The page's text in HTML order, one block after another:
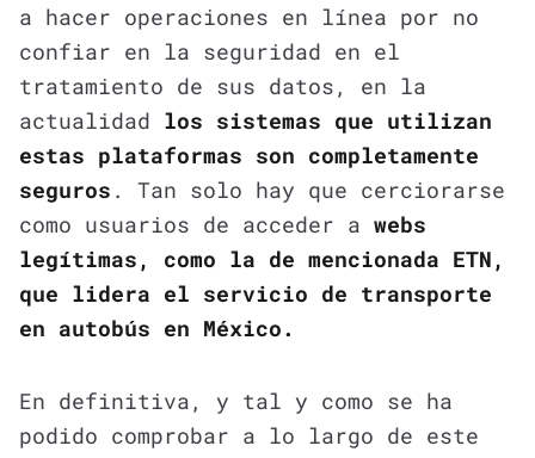
a hacer operaciones en línea por no
confiar en la seguridad en el
tratamiento de sus datos, en la
actualidad los sistemas que utilizan
estas plataformas son completamente
seguros . Tan solo hay que cerciorarse
como usuarios de acceder a webs
legítimas, como la de mencionada ETN,
que lidera el servicio de transporte
en autobús en México.
En definitiva, y tal y como se ha
podido comprobar a lo largo de este